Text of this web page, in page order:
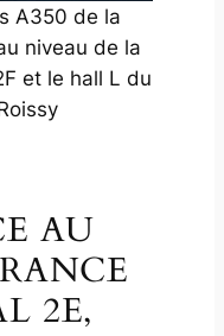
A350 de la
niveau de la
et le hall L du
AU
2E,